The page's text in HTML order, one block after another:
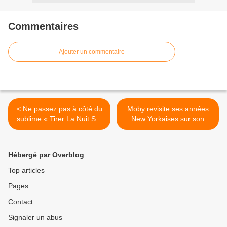
Commentaires
Ajouter un commentaire
< Ne passez pas à côté du
sublime « Tirer La Nuit Sur
Les Étoiles » d’Étienne
Moby revisite ses années
New Yorkaises sur son
nouveau disque ! >
Hébergé par Overblog
Top articles
Pages
Contact
Signaler un abus